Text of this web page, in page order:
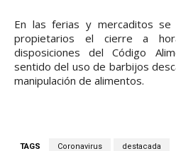
En las ferias y mercaditos
propietarios el cierre a
disposiciones del Código
sentido del uso de barbijos
manipulación de alimentos.
TAGS Coronavirus destacada